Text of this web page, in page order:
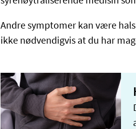
Andre symptomer kan være
ikke nødvendigvis at du har